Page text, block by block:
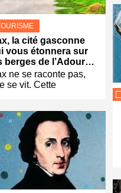
la cité gasconne
vous étonnera sur
berges de l’Adour…
ne se raconte pas,
se vit. Cette